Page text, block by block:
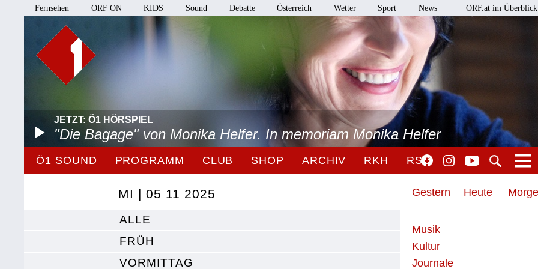
Fernsehen ORF ON KIDS Sound Debatte Österreich Wetter Sport News ORF.at im Überblick
JETZT: Ö1 HÖRSPIEL
"Die Bagage" von Monika Helfer. In memoriam Monika Helfer
Ö1 SOUND PROGRAMM CLUB SHOP ARCHIV RKH RSO
Gestern Heute
Musik
Kultur
Journale
MI | 05 11 2025
ALLE
FRÜH
VORMITTAG